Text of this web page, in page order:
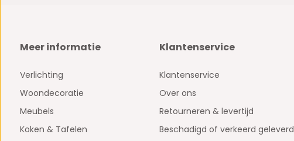
Meer informatie
Verlichting
Woondecoratie
Meubels
Koken & Tafelen
Klantenservice
Klantenservice
Over ons
Retourneren & levertijd
Beschadigd of verkeerd geleverd